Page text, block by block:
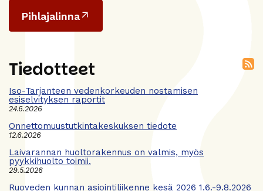
Pihlajalinna
Tiedotteet
Iso-Tarjanteen vedenkorkeuden nostamisen
esiselvityksen raportit
24.6.2026
Onnettomuustutkintakeskuksen tiedote
12.6.2026
Laivarannan huoltorakennus on valmis, myös
pyykkihuolto toimii.
29.5.2026
Ruoveden kunnan asiointiliikenne kesä 2026 1.6.-9.8.2026